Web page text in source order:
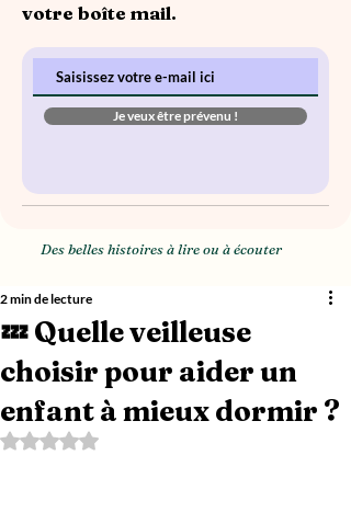
Des belles histoires à lire ou à écouter
votre boîte mail.
Je veux être prévenu !
💤 Quelle veilleuse
choisir pour aider un
enfant à mieux dormir ?
2 min de lecture
Noté NaN étoiles sur 5.